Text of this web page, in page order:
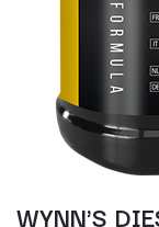
WYNN'S